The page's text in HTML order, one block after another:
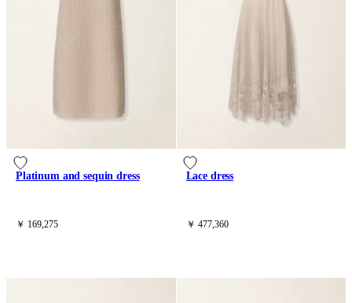
Platinum and sequin dress
￥ 169,275
Lace dress
￥ 477,360